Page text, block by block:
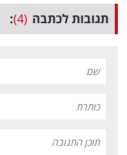
תגובות לכתבה (4)
: